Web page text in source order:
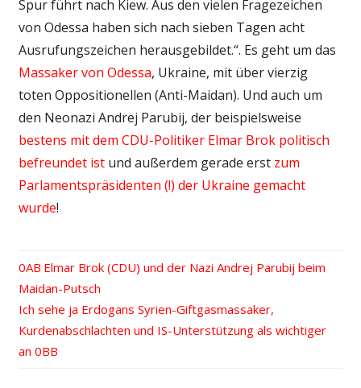
Wissenschaft
Spur führt nach Kiew. Aus den vielen Fragezeichen
von Odessa haben sich nach sieben Tagen acht
Ausrufungszeichen herausgebildet.“. Es geht um das
Massaker von Odessa, Ukraine, mit über vierzig
toten Oppositionellen (Anti-Maidan). Und auch um
den Neonazi Andrej Parubij, der beispielsweise
bestens mit dem CDU-Politiker Elmar Brok politisch
befreundet istund außerdem gerade erst zum
Parlamentspräsidenten (!) der Ukraine gemacht
wurde!
Beitrags-
Navigation
Vorheriger
Beitrag:
Elmar Brok (CDU) und der Nazi Andrej Parubij beim
Maidan-Putsch
Nächster
Beitrag:
Ich sehe ja Erdogans Syrien-Giftgasmassaker,
Kurdenabschlachten und IS-Unterstützung als wichtiger
an